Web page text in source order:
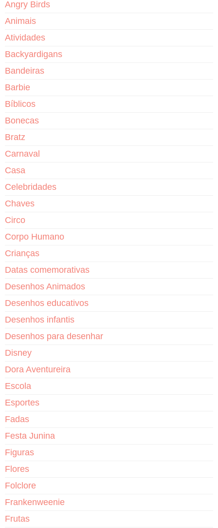
Angry Birds
Animais
Atividades
Backyardigans
Bandeiras
Barbie
Bíblicos
Bonecas
Bratz
Carnaval
Casa
Celebridades
Chaves
Circo
Corpo Humano
Crianças
Datas comemorativas
Desenhos Animados
Desenhos educativos
Desenhos infantis
Desenhos para desenhar
Disney
Dora Aventureira
Escola
Esportes
Fadas
Festa Junina
Figuras
Flores
Folclore
Frankenweenie
Frutas